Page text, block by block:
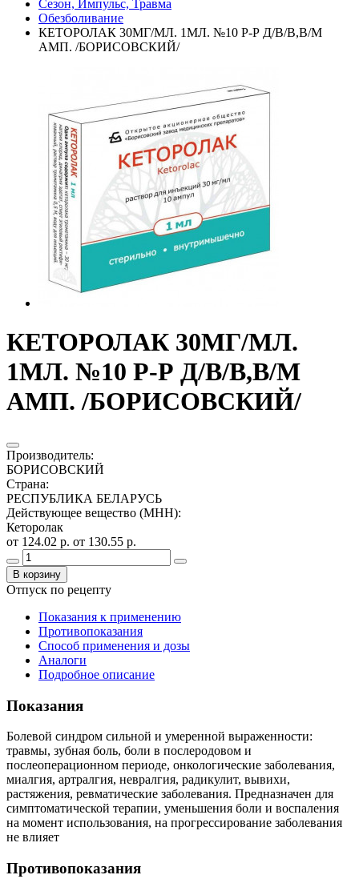
Сезон, Импульс, Травма
Обезболивание
КЕТОРОЛАК 30МГ/МЛ. 1МЛ. №10 Р-Р Д/В/В,В/М
АМП. /БОРИСОВСКИЙ/
КЕТОРОЛАК 30МГ/МЛ.
1МЛ. №10 Р-Р Д/В/В,В/М
АМП. /БОРИСОВСКИЙ/
Производитель:
БОРИСОВСКИЙ
Страна:
РЕСПУБЛИКА БЕЛАРУСЬ
Действующее вещество (МНН):
Кеторолак
от 124.02 р. от 130.55 р.
В корзину
Отпуск по рецепту
Показания к применению
Противопоказания
Способ применения и дозы
Аналоги
Подробное описание
Показания
Болевой синдром сильной и умеренной выраженности:
травмы, зубная боль, боли в послеродовом и
послеоперационном периоде, онкологические заболевания,
миалгия, артралгия, невралгия, радикулит, вывихи,
растяжения, ревматические заболевания. Предназначен для
симптоматической терапии, уменьшения боли и воспаления
на момент использования, на прогрессирование заболевания
не влияет
Противопоказания